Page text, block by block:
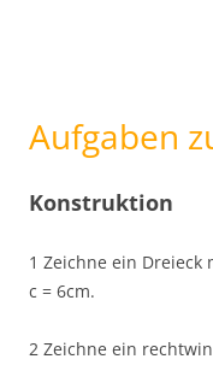
Aufgaben
Konstruktion
1 Zeichne ein Dreieck
c = 6cm.
2 Zeichne ein